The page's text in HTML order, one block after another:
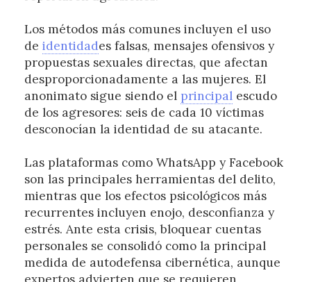
Los métodos más comunes incluyen el uso
de identidades falsas, mensajes ofensivos y
propuestas sexuales directas, que afectan
desproporcionadamente a las mujeres. El
anonimato sigue siendo el principalescudo
de los agresores: seis de cada 10 víctimas
desconocían la identidad de su atacante.
Las plataformas como WhatsApp y Facebook
son las principales herramientas del delito,
mientras que los efectos psicológicos más
recurrentes incluyen enojo, desconfianza y
estrés. Ante esta crisis, bloquear cuentas
personales se consolidó como la principal
medida de autodefensa cibernética, aunque
expertos advierten que se requieren